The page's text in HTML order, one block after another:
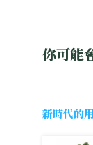
你可能
新時代的